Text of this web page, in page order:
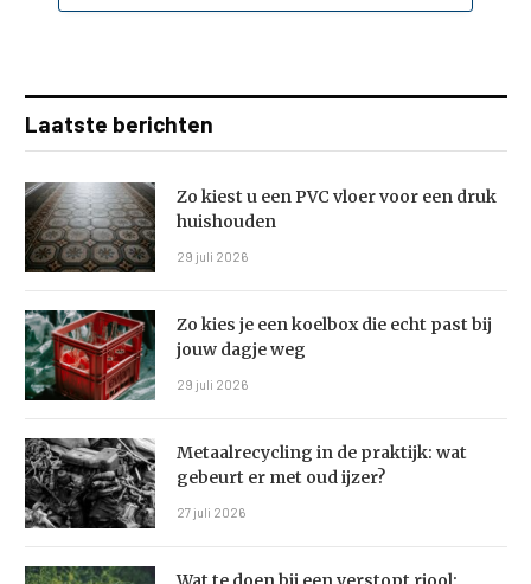
Laatste berichten
Zo kiest u een PVC vloer voor een druk
huishouden
29 juli 2026
Zo kies je een koelbox die echt past bij
jouw dagje weg
29 juli 2026
Metaalrecycling in de praktijk: wat
gebeurt er met oud ijzer?
27 juli 2026